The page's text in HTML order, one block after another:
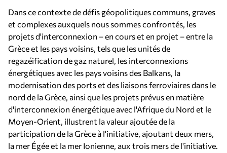
Dans ce contexte de défis géopolitiques communs, graves
et complexes auxquels nous sommes confrontés, les
projets d'interconnexion – en cours et en projet – entre la
Grèce et les pays voisins, tels que les unités de
regazéification de gaz naturel, les interconnexions
énergétiques avec les pays voisins des Balkans, la
modernisation des ports et des liaisons ferroviaires dans le
nord de la Grèce, ainsi que les projets prévus en matière
d'interconnexion énergétique avec l'Afrique du Nord et le
Moyen-Orient, illustrent la valeur ajoutée de la
participation de la Grèce à l'initiative, ajoutant deux mers,
la mer Égée et la mer Ionienne, aux trois mers de l'initiative.